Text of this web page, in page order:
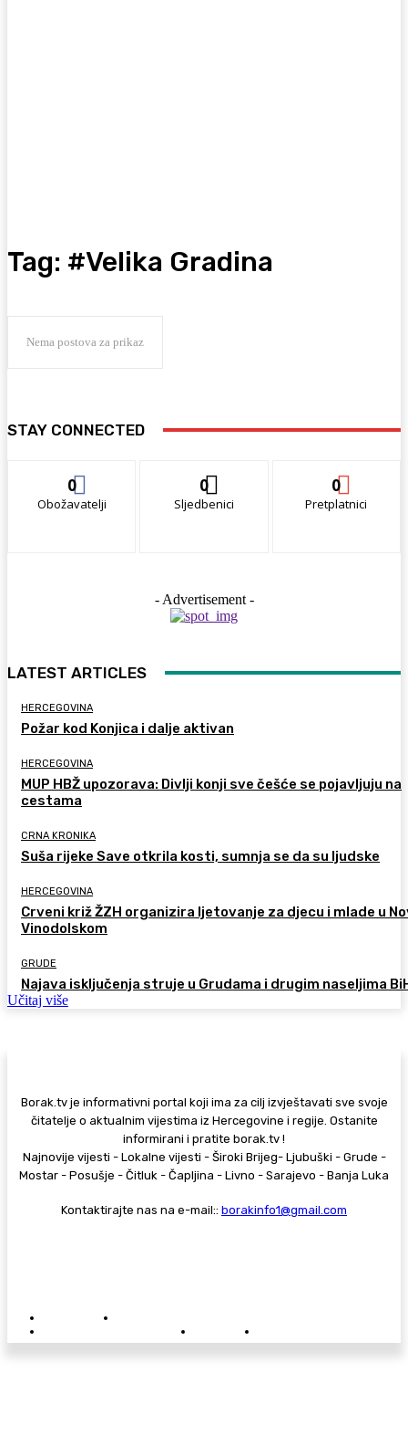
Tag: #Velika Gradina
Nema postova za prikaz
STAY CONNECTED
0
Obožavatelji
0
Sljedbenici
0
Pretplatnici
- Advertisement -
LATEST ARTICLES
HERCEGOVINA
Požar kod Konjica i dalje aktivan
HERCEGOVINA
MUP HBŽ upozorava: Divlji konji sve češće se pojavljuju na
cestama
CRNA KRONIKA
Suša rijeke Save otkrila kosti, sumnja se da su ljudske
HERCEGOVINA
Crveni križ ŽZH organizira ljetovanje za djecu i mlade u
Vinodolskom
GRUDE
Najava isključenja struje u Grudama i drugim naseljima
Učitaj više
Borak.tv je informativni portal koji ima za cilj izvještavati sve svoje
čitatelje o aktualnim vijestima iz Hercegovine i regije. Ostanite
informirani i pratite borak.tv !
Najnovije vijesti - Lokalne vijesti - Široki Brijeg- Ljubuški - Grude -
Mostar - Posušje - Čitluk - Čapljina - Livno - Sarajevo - Banja Luka
Kontaktirajte nas na e-mail:: borakinfo1@gmail.com